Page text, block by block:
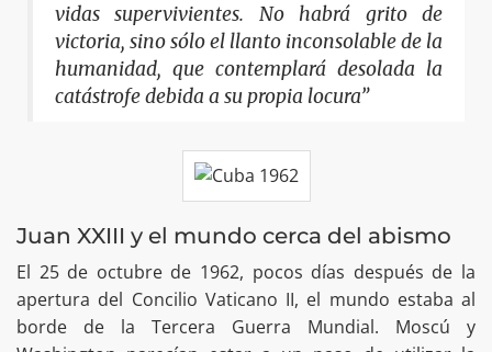
vidas supervivientes. No habrá grito de
victoria, sino sólo el llanto inconsolable de la
humanidad, que contemplará desolada la
catástrofe debida a su propia locura”
Juan XXIII y el mundo cerca del abismo
El 25 de octubre de 1962, pocos días después de la
apertura del Concilio Vaticano II, el mundo estaba al
borde de la Tercera Guerra Mundial. Moscú y